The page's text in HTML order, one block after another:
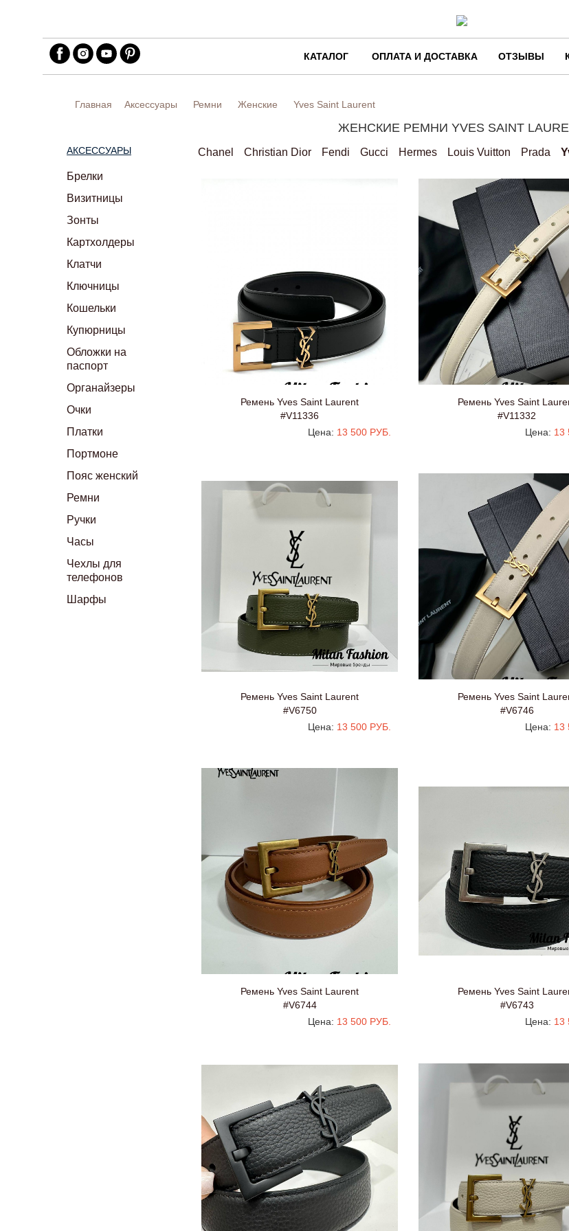
КАТАЛОГ ОПЛАТА И ДОСТАВКА ОТЗЫВЫ
Главная Аксессуары Ремни Женские Yves Saint Laurent
ЖЕНСКИЕ РЕМНИ YVES SAINT
АКСЕССУАРЫ
Брелки
Визитницы
Зонты
Картхолдеры
Клатчи
Ключницы
Кошельки
Купюрницы
Обложки на
паспорт
Органайзеры
Очки
Платки
Портмоне
Пояс женский
Ремни
Ручки
Часы
Чехлы для
телефонов
Шарфы
Chanel Christian Dior Fendi Gucci Hermes Louis Vuitton Prada
Ремень Yves Saint Laurent
#V11336
Цена: 13 500 РУБ.
Ремень Yves Saint
#V11332
Цена: 13
Ремень Yves Saint Laurent
#V6750
Цена: 13 500 РУБ.
Ремень Yves Saint
#V6746
Цена: 13
Ремень Yves Saint Laurent
#V6744
Цена: 13 500 РУБ.
Ремень Yves Saint
#V6743
Цена: 13